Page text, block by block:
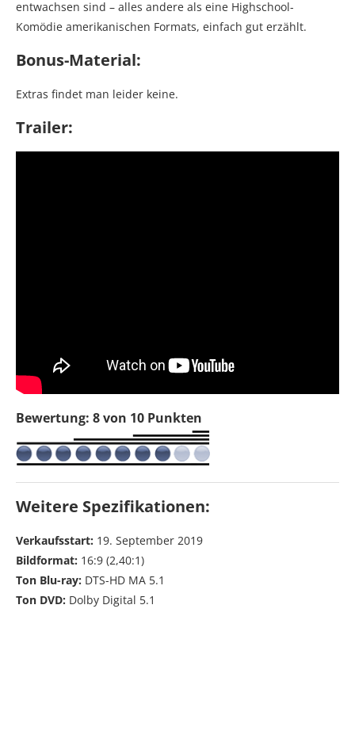
entwachsen sind – alles andere als eine Highschool-
Komödie amerikanischen Formats, einfach gut erzählt.
Bonus-Material:
Extras findet man leider keine.
Trailer:
Bewertung: 8 von 10 Punkten
Weitere Spezifikationen:
Verkaufsstart: 19. September 2019
Bildformat: 16:9 (2,40:1)
Ton Blu-ray: DTS-HD MA 5.1
Ton DVD: Dolby Digital 5.1